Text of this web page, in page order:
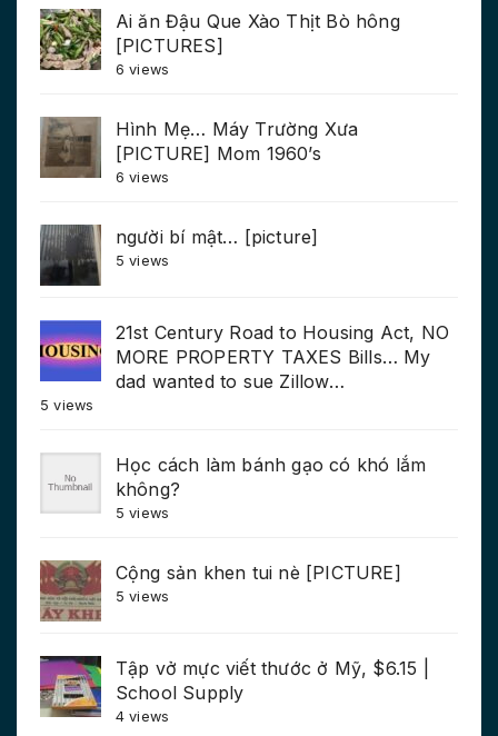
Ai ăn Đậu Que Xào Thịt Bò hông
[PICTURES]
6 views
Hình Mẹ… Máy Trường Xưa
[PICTURE] Mom 1960’s
6 views
người bí mật… [picture]
5 views
21st Century Road to Housing Act, NO
MORE PROPERTY TAXES Bills… My
dad wanted to sue Zillow…
5 views
Học cách làm bánh gạo có khó lắm
không?
5 views
Cộng sản khen tui nè [PICTURE]
5 views
Tập vở mực viết thước ở Mỹ, $6.15 |
School Supply
4 views